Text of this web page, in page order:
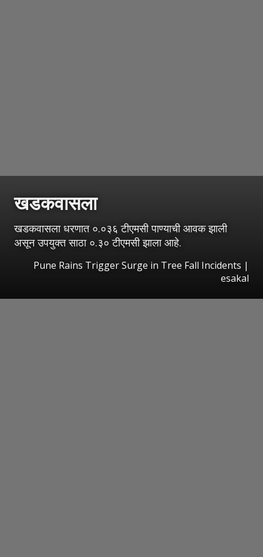
खडकवासला
खडकवासला धरणात ०.०३६ टीएमसी पाण्याची आवक झाली
असून उपयुक्त साठा ०.३० टीएमसी झाला आहे.
Pune Rains Trigger Surge in Tree Fall Incidents |
esakal